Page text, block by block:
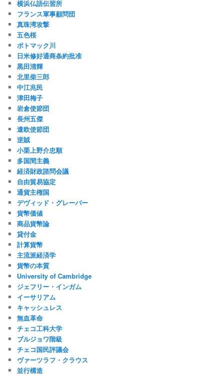
横浜仏語伝習所
フランス軍事顧問団
真珠湾攻撃
五色桜
ポトマック川
日米修好通商条約批准
黒田清輝
北里柴三郎
中江兆民
津田梅子
岩倉使節団
長州五傑
遣欧使節団
逆賊
小栗上野介忠順
多国間主義
経済財政諮問会議
自由貿易協定
通貨主権国
デヴィッド・グレーバー
貨幣価値
商品貨幣論
貸付金
計算貨幣
主流派経済学
貨幣の本質
University of Cambridge
ジェフリー・インガム
イーサリアム
キャッシュレス
無血革命
チェコ工科大学
ブルジョワ階級
チェコ国民評議会
ヴァーツラフ・クラウス
並行構造